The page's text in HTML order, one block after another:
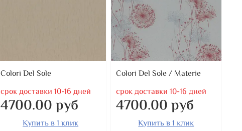
Colori Del Sole
срок доставки 10-16 дней
4700.00 руб
Купить в 1 клик
Colori Del Sole / Materie
срок доставки 10-16 дней
4700.00 руб
Купить в 1 клик